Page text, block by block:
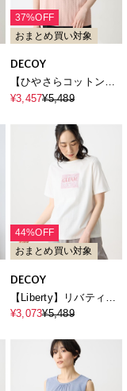
37%OFF
おまとめ買い対象
DECOY
【ひやさらコットン】
ジャガードチュニックT
冷感・UVカット】
¥3,457¥5,489
44%OFF
おまとめ買い対象
DECOY
【Liberty】リバティプ
リント半袖Tシャツ
感・オーガニックコッ
トンブレンド】
¥3,073¥5,489